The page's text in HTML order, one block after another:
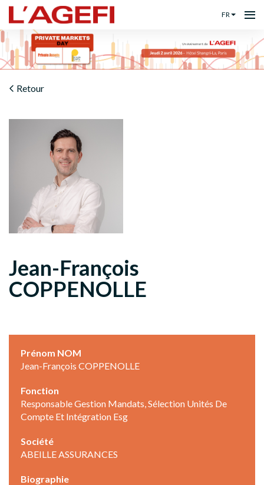
FR
Retour
Jean-François
COPPENOLLE
Prénom NOM
Jean-François COPPENOLLE
Fonction
Responsable Gestion Mandats, Sélection Unités De
Compte Et Intégration Esg
Société
ABEILLE ASSURANCES
Biographie